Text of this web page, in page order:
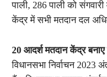
पाली, 286 पाली को
केंद्र में सभी मतदान दल
20 आदर्श मतदान केंद्र बनाए
विधानसभा निर्वाचन 2023